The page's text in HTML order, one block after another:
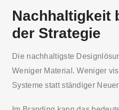
Nachhaltigkeit
der Strategie
Die nachhaltigste
Weniger Material. Weniger
Systeme statt ständiger